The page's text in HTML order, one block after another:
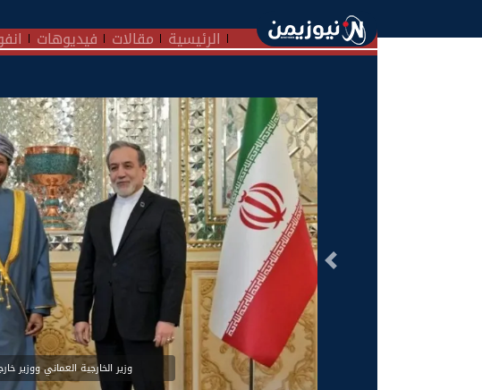
الرئيسية مقالات فيديوهات
وزير الخارجية العماني ووزير
السابق